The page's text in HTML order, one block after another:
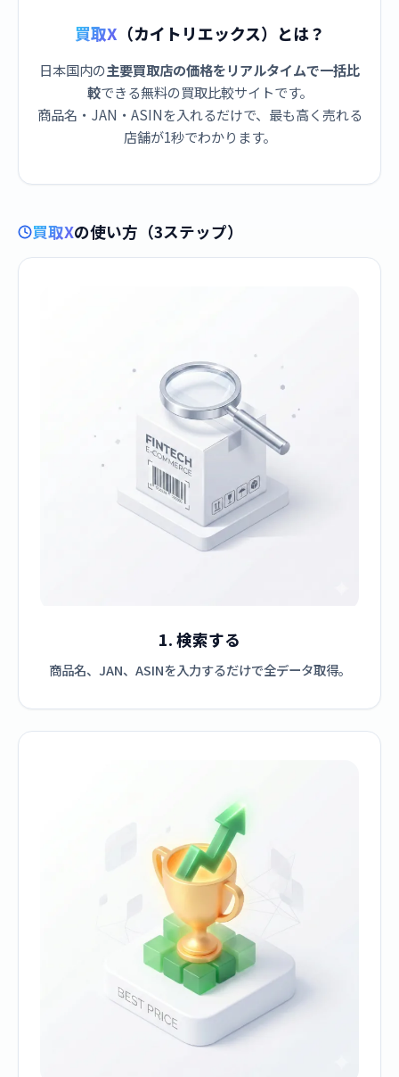
買取X （カイトリエックス）とは？
日本国内の主要買取店の価格をリアルタイムで一括比
較できる無料の買取比較サイトです。
商品名・JAN・ASINを入れるだけで、最も高く売れる
店舗が1秒でわかります。
買取Xの使い方（3ステップ）
1. 検索する
商品名、JAN、ASINを入力するだけで全データ取得。